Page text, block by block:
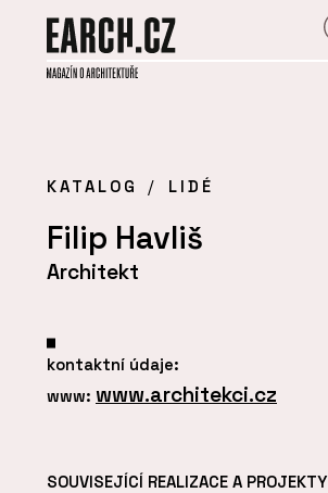
KATALOG LIDÉ
Filip Havliš
Architekt
kontaktní údaje:
www: www.architekci.cz
SOUVISEJÍCÍ REALIZACE A PROJEKTY